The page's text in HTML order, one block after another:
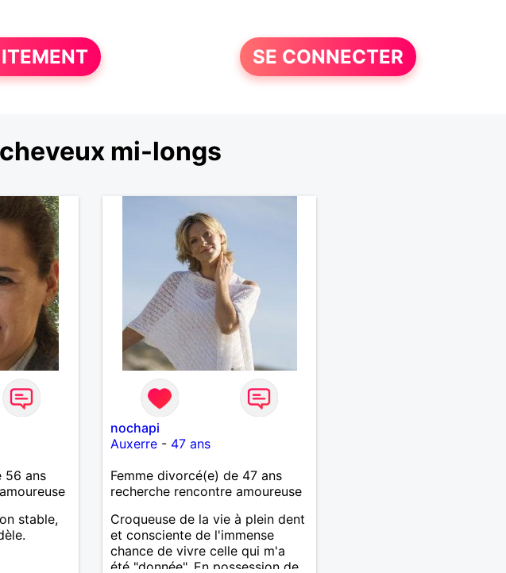
SE CONNECTER
mi-longs
56 ans
stable,
nochapi
Auxerre - 47 ans
Femme divorcé(e) de 47 ans
recherche rencontre amoureuse
Croqueuse de la vie à plein dent
et consciente de l'immense
chance de vivre celle qui m'a
été "donnée". En possession de